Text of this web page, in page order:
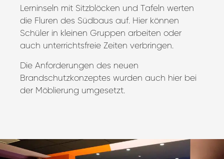
Lerninseln mit Sitzblöcken und Tafeln werten
die Fluren des Südbaus auf. Hier können
Schüler in kleinen Gruppen arbeiten oder
auch unterrichtsfreie Zeiten verbringen.
Die Anforderungen des neuen
Brandschutzkonzeptes wurden auch hier bei
der Möblierung umgesetzt.